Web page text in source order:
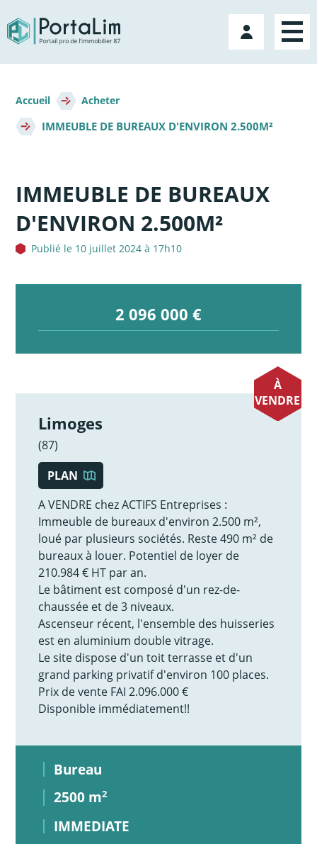
directement
au
contenu
Mon
compte
d'Ariane
Accueil Acheter
IMMEUBLE DE BUREAUX D'ENVIRON 2.500M²
IMMEUBLE DE BUREAUX
D'ENVIRON 2.500M²
Publié le 10 juillet 2024 à 17h10
2 096 000 €
À
VENDRE
Limoges
(87)
PLAN
A VENDRE chez ACTIFS Entreprises :
Immeuble de bureaux d'environ 2.500 m²,
loué par plusieurs sociétés. Reste 490 m² de
bureaux à louer. Potentiel de loyer de
210.984 € HT par an.
Le bâtiment est composé d'un rez-de-
chaussée et de 3 niveaux.
Ascenseur récent, l'ensemble des huisseries
est en aluminium double vitrage.
Le site dispose d'un toit terrasse et d'un
grand parking privatif d'environ 100 places.
Prix de vente FAI 2.096.000 €
Disponible immédiatement!!
Bureau
2500 m2
IMMEDIATE